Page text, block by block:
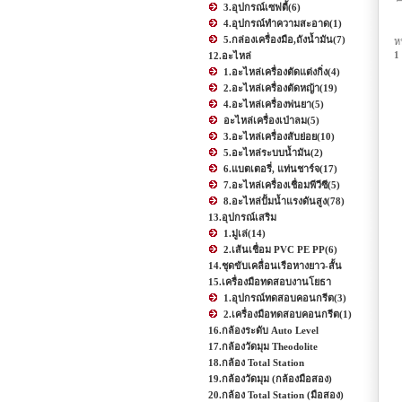
3.อุปกรณ์เซฟตี้(6)
4.อุปกรณ์ทำความสะอาด(1)
5.กล่องเครื่องมือ,ถังน้ำมัน(7)
12.อะไหล่
1.อะไหล่เครื่องตัดแต่งกิ่ง(4)
2.อะไหล่เครื่องตัดหญ้า(19)
4.อะไหล่เครื่องพ่นยา(5)
อะไหล่เครื่องเป่าลม(5)
3.อะไหล่เครื่องสับย่อย(10)
5.อะไหล่ระบบน้ำมัน(2)
6.แบตเตอรี่, แท่นชาร์จ(17)
7.อะไหล่เครื่องเชื่อมพีวีซี(5)
8.อะไหล่ปั้มน้ำแรงดันสูง(78)
13.อุปกรณ์เสริม
1.มู่เล่(14)
2.เส้นเชื่อม PVC PE PP(6)
14.ชุดขับเคลื่อนเรือหางยาว-สั้น
15.เครื่องมือทดสอบงานโยธา
1.อุปกรณ์ทดสอบคอนกรีต(3)
2.เครื่องมือทดสอบคอนกรีต(1)
16.กล้องระดับ Auto Level
17.กล้องวัดมุม Theodolite
18.กล้อง Total Station
19.กล้องวัดมุม (กล้องมือสอง)
20.กล้อง Total Station (มือสอง)
ห
1